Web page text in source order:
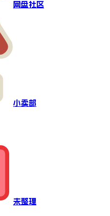
网盘社区
小卖部
未整理